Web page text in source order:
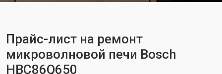
Прайс-лист на ремонт
микроволновой печи Bosch
HBC86Q650